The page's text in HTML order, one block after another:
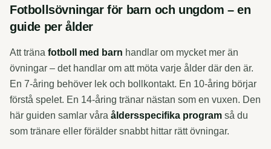
Fotbollsövningar för barn och ungdom – en
guide per ålder
Att träna fotboll med barn handlar om mycket mer än
övningar – det handlar om att möta varje ålder där den är.
En 7-åring behöver lek och bollkontakt. En 10-åring börjar
förstå spelet. En 14-åring tränar nästan som en vuxen. Den
här guiden samlar våra åldersspecifika program så du
som tränare eller förälder snabbt hittar rätt övningar.